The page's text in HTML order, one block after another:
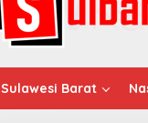
Sulawesi Barat